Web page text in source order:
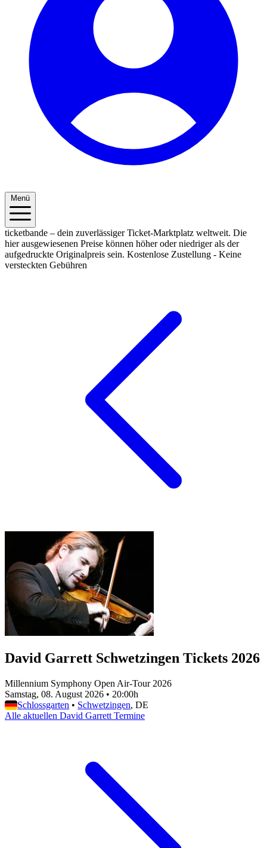
Menü
ticketbande – dein zuverlässiger Ticket-Marktplatz weltweit. Die
hier ausgewiesenen Preise können höher oder niedriger als der
aufgedruckte Originalpreis sein. Kostenlose Zustellung - Keine
versteckten Gebühren
David Garrett Schwetzingen Tickets 2026
Millennium Symphony Open Air-Tour 2026
Samstag, 08. August 2026 • 20:00h
Schlossgarten • Schwetzingen, DE
Alle aktuellen David Garrett Termine